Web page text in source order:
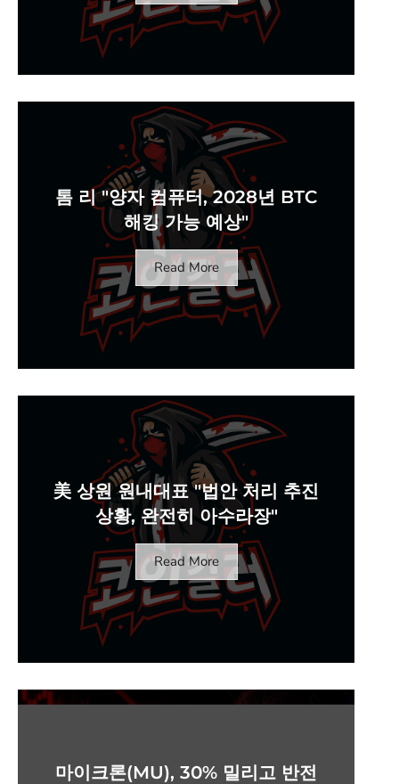
톰 리 "양자 컴퓨터, 2028년 BTC
해킹 가능 예상"
Read More
美 상원 원내대표 "법안 처리 추진
상황, 완전히 아수라장"
Read More
마이크론(MU), 30% 밀리고 반전